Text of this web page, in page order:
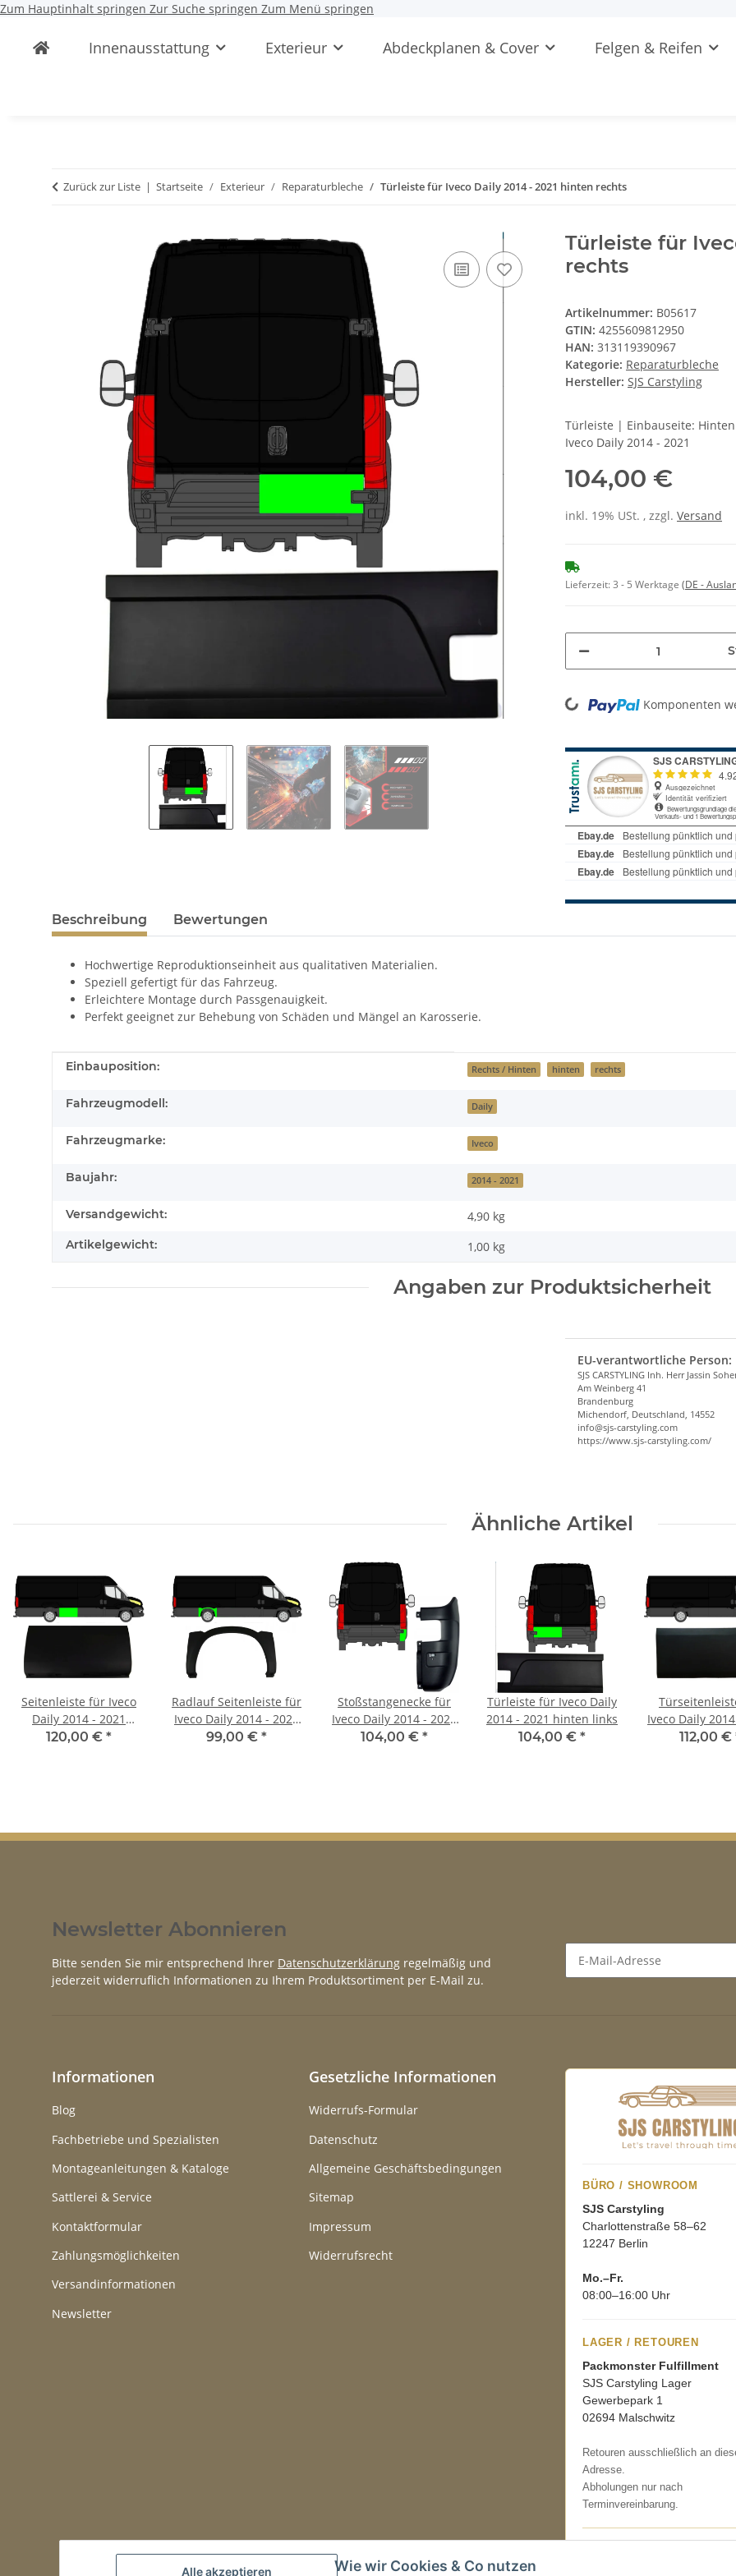
Zum Hauptinhalt springen Zur Suche springen Zum Menü springen
Alle akzeptieren Wie wir Cookies & Co nutzen
Innenausstattung Exterieur Abdeckplanen & Cover Felgen & Reifen
Zurück zur Liste Startseite Exterieur Reparaturbleche Türleiste für Iveco Daily 2014 - 2021 hinten rechts
Türleiste für
rechts
Artikelnummer: B05617
GTIN: 4255609812950
HAN: 313119390967
Kategorie: Reparaturbleche
Hersteller: SJS Carstyling
Türleiste | Einbauseite:
Iveco Daily 2014 - 2021
104,00 €
inkl. 19% USt. , zzgl. Versand
Lieferzeit:3 - 5 Werktage (DE -
Loading... Komponenten
Beschreibung Bewertungen
Hochwertige Reproduktionseinheit aus qualitativen Materialien.
Speziell gefertigt für das Fahrzeug.
Erleichtere Montage durch Passgenauigkeit.
Perfekt geeignet zur Behebung von Schäden und Mängel an Karosserie.
Produkteigenschaft
Wert
Einbauposition: Rechts / Hinten hinten rechts
Fahrzeugmodell: Daily
Fahrzeugmarke: Iveco
Baujahr: 2014 - 2021
Versandgewicht: 4,90 kg
Artikelgewicht: 1,00 kg
Angaben zur Produktsicherheit
EU-verantwortliche Person:
SJS CARSTYLING Inh. Herr Jassin
Am Weinberg 41
Brandenburg
Michendorf, Deutschland, 14552
info@sjs-carstyling.com
https://www.sjs-carstyling.com/
Ähnliche Artikel
Seitenleiste für Iveco
Daily 2014 - 2021
langer Radstand hinten
120,00 € *
Radlauf Seitenleiste für
Iveco Daily 2014 - 2021
hinten rechts
99,00 € *
Stoßstangenecke für
Iveco Daily 2014 - 2021
hinten rechts
104,00 € *
Türleiste für Iveco Daily
2014 - 2021 hinten links
104,00 € *
Iveco Daily
vorne
112,00 €
Newsletter Abonnieren
Bitte senden Sie mir entsprechend Ihrer Datenschutzerklärung regelmäßig und
jederzeit widerruflich Informationen zu Ihrem Produktsortiment per E-Mail zu.
Informationen
Blog
Fachbetriebe und Spezialisten
Montageanleitungen & Kataloge
Sattlerei & Service
Kontaktformular
Zahlungsmöglichkeiten
Versandinformationen
Newsletter
Gesetzliche Informationen
Widerrufs-Formular
Datenschutz
Allgemeine Geschäftsbedingungen
Sitemap
Impressum
Widerrufsrecht
BÜRO / SHOWROOM
SJS Carstyling
Charlottenstraße 58–62
12247 Berlin
Mo.–Fr.
08:00–16:00 Uhr
LAGER / RETOUREN
Packmonster Fulfillment
SJS Carstyling Lager
Gewerbepark 1
02694 Malschwitz
Retouren ausschließlich an
Adresse.
Abholungen nur nach
Terminvereinbarung.